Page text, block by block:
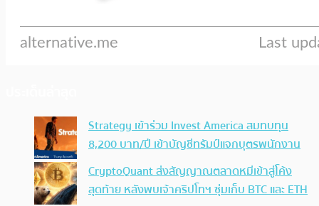
Strategy เข้าร่วม Invest America สมทบทุน
8,200 บาท/ปี เข้าบัญชีทรัมป์แจกบุตรพนักงาน
CryptoQuant ส่งสัญญาณตลาดหมีเข้าสู่โค้ง
สุดท้าย หลังพบเจ้าคริปโทฯ ซุ่มเก็บ BTC และ ETH